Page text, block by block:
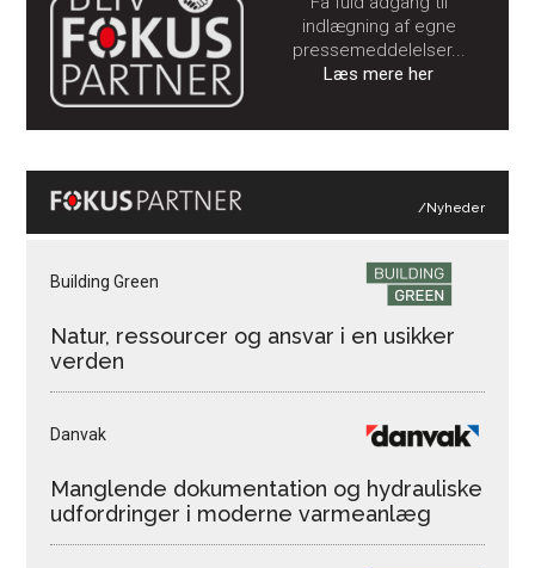
indlægning af egne
pressemeddelelser...
Læs mere her
/Nyheder
Building Green
Natur, ressourcer og ansvar i en usikker
verden
Danvak
Manglende dokumentation og hydrauliske
udfordringer i moderne varmeanlæg